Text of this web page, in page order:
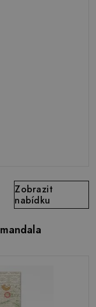
Zobrazit
nabídku